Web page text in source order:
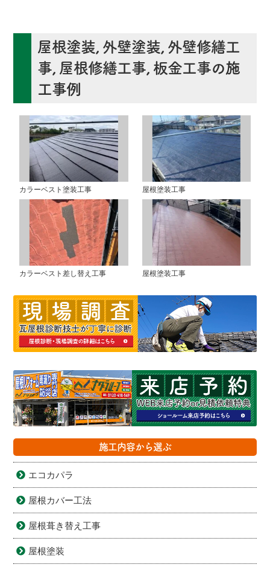
屋根塗装, 外壁塗装, 外壁修繕工
事, 屋根修繕工事, 板金工事の施
工事例
カラーベスト塗装工事 屋根塗装工事
カラーベスト差し替え工事 屋根塗装工事
施工内容から選ぶ
エコカパラ
屋根カバー工法
屋根葺き替え工事
屋根塗装